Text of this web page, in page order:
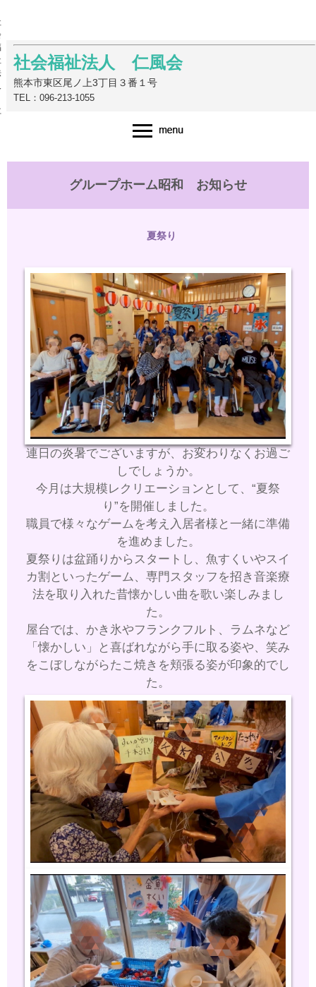
社会福祉法人 仁風会
熊本市東区尾ノ上3丁目３番１号
TEL：096-213-1055
グループホーム昭和 お知らせ
夏祭り
連日の炎暑でございますが、お変わりなくお過ご
しでしょうか。
今月は大規模レクリエーションとして、“夏祭
り”を開催しました。
職員で様々なゲームを考え入居者様と一緒に準備
を進めました。
夏祭りは盆踊りからスタートし、魚すくいやスイ
カ割といったゲーム、 専門スタッフを招き音楽療
法を取り入れた昔懐かしい曲を歌い楽しみまし
た。
屋台では、かき氷やフランクフルト、ラムネなど
「懐かしい」と喜ばれながら手に取る姿や、笑み
をこぼしながらたこ焼きを頬張る姿が印象的でし
た。